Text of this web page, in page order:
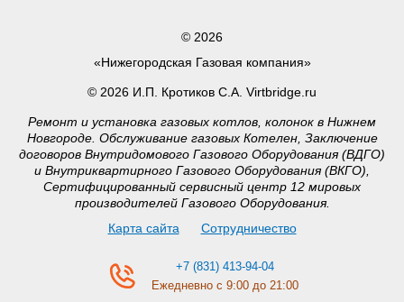
© 2026
«Нижегородская Газовая компания»
© 2026 И.П. Кротиков С.А. Virtbridge.ru
Ремонт и установка газовых котлов, колонок в Нижнем
Новгороде. Обслуживание газовых Котелен, Заключение
договоров Внутридомового Газового Оборудования (ВДГО)
и Внутриквартирного Газового Оборудования (ВКГО),
Сертифицированный сервисный центр 12 мировых
производителей Газового Оборудования.
Карта сайта
Сотрудничество
+7 (831) 413-94-04
Ежедневно с 9:00 до 21:00